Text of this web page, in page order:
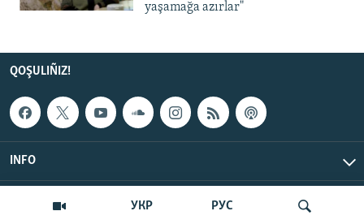
УКР РУС
yaşamağa azırlar"
QOŞULIÑIZ!
INFO
© Qırım.Aqiqat, 2026 | All Rights Reserved.